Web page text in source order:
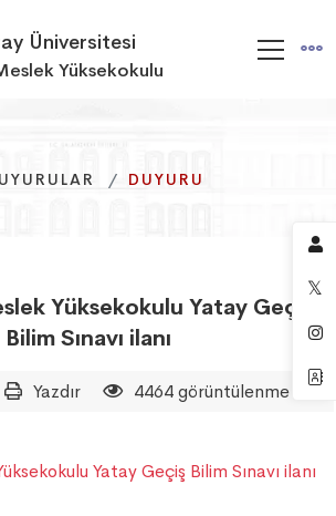
Üniversitesi
Yüksekokulu
DUYURU
DUYURU
DUYURU
Yüksekokulu Yatay Geçiş
Bilim Sınavı ilanı
Yazdır 4464 görüntülenme
Yatay Geçiş Bilim Sınavı ilanı